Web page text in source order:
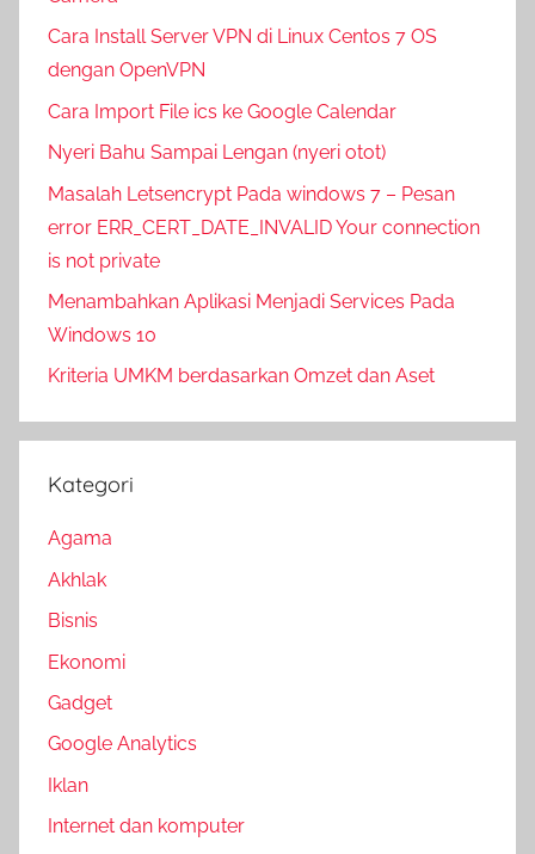
Cara Install Server VPN di Linux Centos 7 OS
dengan OpenVPN
Cara Import File ics ke Google Calendar
Nyeri Bahu Sampai Lengan (nyeri otot)
Masalah Letsencrypt Pada windows 7 – Pesan
error ERR_CERT_DATE_INVALID Your connection
is not private
Menambahkan Aplikasi Menjadi Services Pada
Windows 10
Kriteria UMKM berdasarkan Omzet dan Aset
Kategori
Agama
Akhlak
Bisnis
Ekonomi
Gadget
Google Analytics
Iklan
Internet dan komputer